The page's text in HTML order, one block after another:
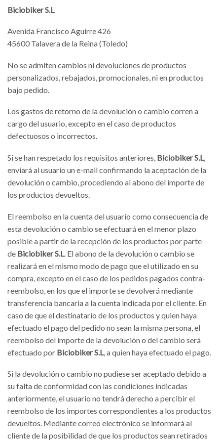
Biciobiker S.L
Avenida Francisco Aguirre 426
45600 Talavera de la Reina (Toledo)
No se admiten cambios ni devoluciones de productos
personalizados, rebajados, promocionales, ni en productos
bajo pedido.
Los gastos de retorno de la devolución o cambio corren a
cargo del usuario, excepto en el caso de productos
defectuosos o incorrectos.
Si se han respetado los requisitos anteriores, Biciobiker S.L,
enviará al usuario un e-mail confirmando la aceptación de la
devolución o cambio, procediendo al abono del importe de
los productos devueltos.
El reembolso en la cuenta del usuario como consecuencia de
esta devolución o cambio se efectuará en el menor plazo
posible a partir de la recepción de los productos por parte
de Biciobiker S.L . El abono de la devolución o cambio se
realizará en el mismo modo de pago que el utilizado en su
compra, excepto en el caso de los pedidos pagados contra-
reembolso, en los que el importe se devolverá mediante
transferencia bancaria a la cuenta indicada por el cliente. En
caso de que el destinatario de los productos y quien haya
efectuado el pago del pedido no sean la misma persona, el
reembolso del importe de la devolución o del cambio será
efectuado por Biciobiker S.L , a quien haya efectuado el pago.
Si la devolución o cambio no pudiese ser aceptado debido a
su falta de conformidad con las condiciones indicadas
anteriormente, el usuario no tendrá derecho a percibir el
reembolso de los importes correspondientes a los productos
devueltos. Mediante correo electrónico se informará al
cliente de la posibilidad de que los productos sean retirados